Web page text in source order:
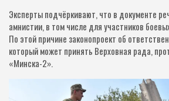
Эксперты подчёркивают, что в документе
амнистии, в том числе для участников
По этой причине законопроект об
который может принять Верховная рада,
«Минска-2».